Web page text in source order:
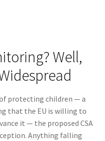
Well,
protecting children — a
that the EU is willing to
it — the proposed CSA
Anything falling